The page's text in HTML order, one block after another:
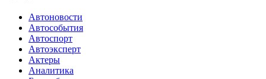
Автоновости
Автособытия
Автоспорт
Автоэксперт
Актеры
Аналитика